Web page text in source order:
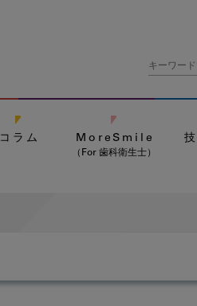
コラム MoreSmile
（For 歯科衛生士）